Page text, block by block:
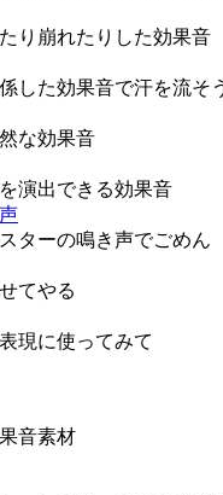
り崩れたりした効果音
した効果音で汗を流そ
な効果音
演出できる効果音
ターの鳴き声でごめん
てやる
現に使ってみて
音素材